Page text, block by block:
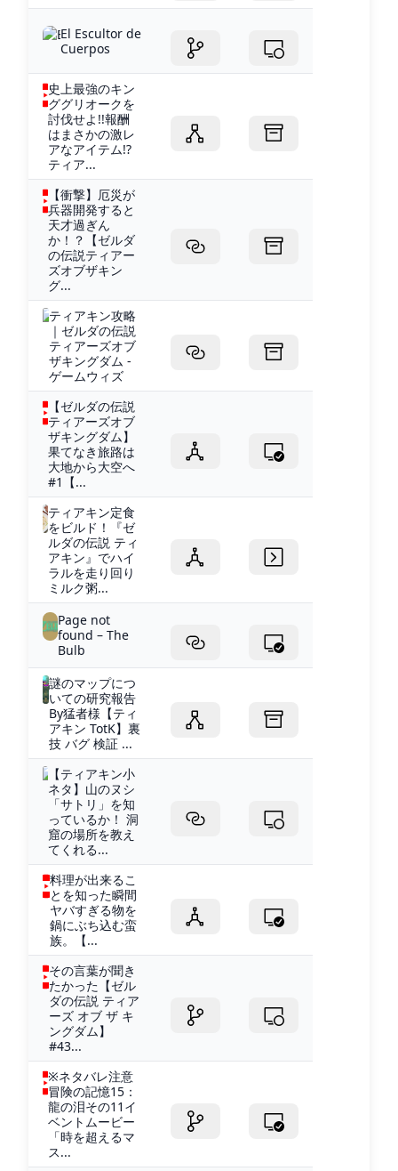
El Escultor de
Cuerpos
史上最強のキン
ググリオークを
討伐せよ!!報酬
はまさかの激レ
アなアイテム!?
ティア...
【衝撃】厄災が
兵器開発すると
天才過ぎん
か！？【ゼルダ
の伝説ティアー
ズオブザキン
グ...
ティアキン攻略
｜ゼルダの伝説
ティアーズオブ
ザキングダム -
ゲームウィズ
【ゼルダの伝説
ティアーズオブ
ザキングダム】
果てなき旅路は
大地から大空へ
#1【...
ティアキン定食
をビルド！『ゼ
ルダの伝説 ティ
アキン』でハイ
ラルを走り回り
ミルク粥...
Page not
found – The
Bulb
謎のマップにつ
いての研究報告
By猛者様【ティ
アキン TotK】裏
技 バグ 検証 ...
【ティアキン小
ネタ】山のヌシ
「サトリ」を知
っているか！ 洞
窟の場所を教え
てくれる...
料理が出来るこ
とを知った瞬間
ヤバすぎる物を
鍋にぶち込む蛮
族。【...
その言葉が聞き
たかった【ゼル
ダの伝説 ティア
ーズ オブ ザ キ
ングダム】
#43...
※ネタバレ注意
冒険の記憶15：
龍の泪その11イ
ベントムービー
「時を超えるマ
ス...